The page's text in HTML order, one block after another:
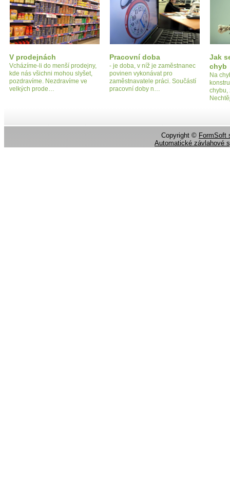
V prodejnách
Vcházíme-li do menší prodejny,
kde nás všichni mohou slyšet,
pozdravíme. Nezdravíme ve
velkých prode…
Pracovní doba
- je doba, v níž je zaměstnanec
povinen vykonávat pro
zaměstnavatele práci. Součástí
pracovní doby n…
Jak
chyb
Na
chybu,
Copyright © FormSoft
Automatické závlahové